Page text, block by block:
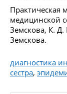
Практическая
медицинской
Земскова, К.
Земскова.
диагностика
сестра,